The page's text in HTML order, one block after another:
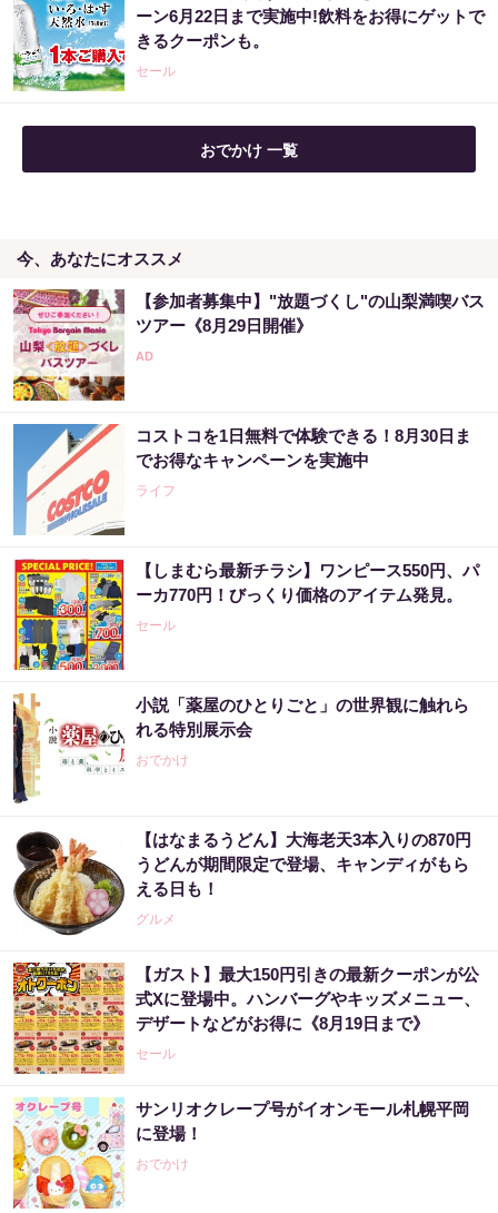
運が崩壊します
PR（合同会社デジタルファーム ）
ーン6月22日まで実施中!飲料をお得にゲットで
きるクーポンも。
セール
おでかけ 一覧
今、あなたにオススメ
【参加者募集中】"放題づくし"の山梨満喫バス
ツアー《8月29日開催》
コストコを1日無料で体験できる！8月30日ま
でお得なキャンペーンを実施中
ライフ
【しまむら最新チラシ】ワンピース550円、パ
ーカ770円！びっくり価格のアイテム発見。
セール
小説「薬屋のひとりごと」の世界観に触れら
れる特別展示会
おでかけ
【はなまるうどん】大海老天3本入りの870円
うどんが期間限定で登場、キャンディがもら
える日も！
グルメ
【ガスト】最大150円引きの最新クーポンが公
式Xに登場中。ハンバーグやキッズメニュー、
デザートなどがお得に《8月19日まで》
セール
サンリオクレープ号がイオンモール札幌平岡
に登場！
おでかけ